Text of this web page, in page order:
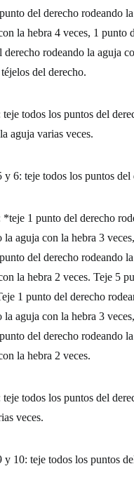
del derecho rodeando
la hebra 4 veces, 1 punto
derecho rodeando la aguja
del derecho.
todos los puntos del
aguja varias veces.
y 6: teje todos los puntos del
1 punto del derecho
la aguja con la hebra 3
del derecho rodeando
la hebra 2 veces. Teje 5
1 punto del derecho
la aguja con la hebra 3
del derecho rodeando
la hebra 2 veces.
todos los puntos del
veces.
y 10: teje todos los puntos